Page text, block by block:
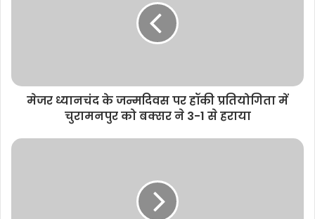
e
मेजर ध्यानचंद के जन्मदिवस पर हॉकी प्रतियोगिता में
चुरामनपुर को बक्सर ने 3-1 से हराया